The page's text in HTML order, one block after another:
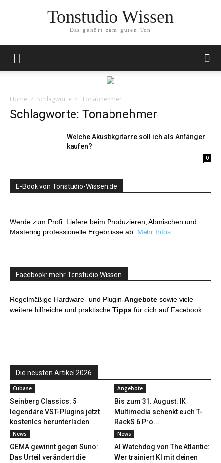
Tonstudio Wissen
Das gehört zum guten Ton
Home Schlagworte Tonabnehmer
Schlagworte: Tonabnehmer
Welche Akustikgitarre soll ich als Anfänger
kaufen?
0
E-Book von Tonstudio-Wissen.de
Werde zum Profi: Liefere beim Produzieren, Abmischen und
Mastering professionelle Ergebnisse ab. Mehr Infos…
Facebook: mehr Tonstudio Wissen
Regelmäßige Hardware- und Plugin-Angebote sowie viele
weitere hilfreiche und praktische Tipps für dich auf Facebook.
Die neusten Artikel 2026
Cubase
Seinberg Classics: 5
legendäre VST-Plugins jetzt
kostenlos herunterladen
Angebote
Bis zum 31. August: IK
Multimedia schenkt euch T-
RackS 6 Pro...
News
GEMA gewinnt gegen Suno:
Das Urteil verändert die
News
AI Watchdog von The Atlantic:
Wer trainiert KI mit deinen